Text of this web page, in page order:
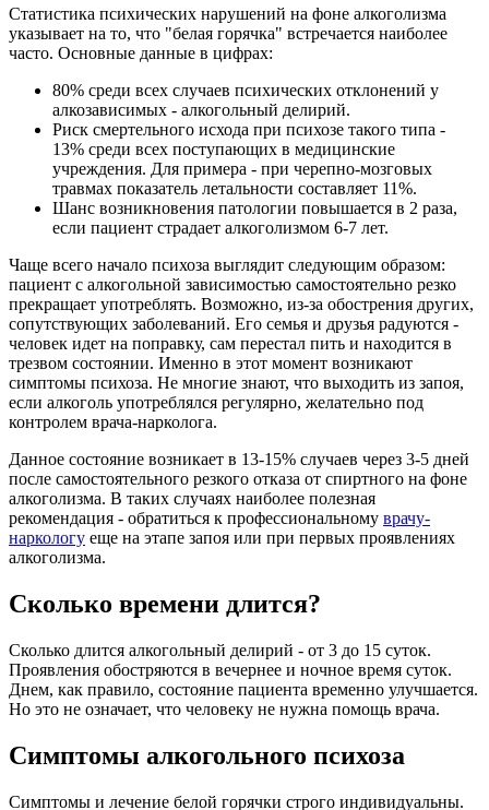
Статистика психических нарушений на фоне алкоголизма
указывает на то, что "белая горячка" встречается наиболее
часто. Основные данные в цифрах:
80% среди всех случаев психических отклонений у
алкозависимых - алкогольный делирий.
Риск смертельного исхода при психозе такого типа -
13% среди всех поступающих в медицинские
учреждения. Для примера - при черепно-мозговых
травмах показатель летальности составляет 11%.
Шанс возникновения патологии повышается в 2 раза,
если пациент страдает алкоголизмом 6-7 лет.
Чаще всего начало психоза выглядит следующим образом:
пациент с алкогольной зависимостью самостоятельно резко
прекращает употреблять. Возможно, из-за обострения других,
сопутствующих заболеваний. Его семья и друзья радуются -
человек идет на поправку, сам перестал пить и находится в
трезвом состоянии. Именно в этот момент возникают
симптомы психоза. Не многие знают, что выходить из запоя,
если алкоголь употреблялся регулярно, желательно под
контролем врача-нарколога.
Данное состояние возникает в 13-15% случаев через 3-5 дней
после самостоятельного резкого отказа от спиртного на фоне
алкоголизма. В таких случаях наиболее полезная
рекомендация - обратиться к профессиональному врачу-
наркологу еще на этапе запоя или при первых проявлениях
алкоголизма.
Сколько времени длится?
Сколько длится алкогольный делирий - от 3 до 15 суток.
Проявления обостряются в вечернее и ночное время суток.
Днем, как правило, состояние пациента временно улучшается.
Но это не означает, что человеку не нужна помощь врача.
Симптомы алкогольного психоза
Симптомы и лечение белой горячки строго индивидуальны.